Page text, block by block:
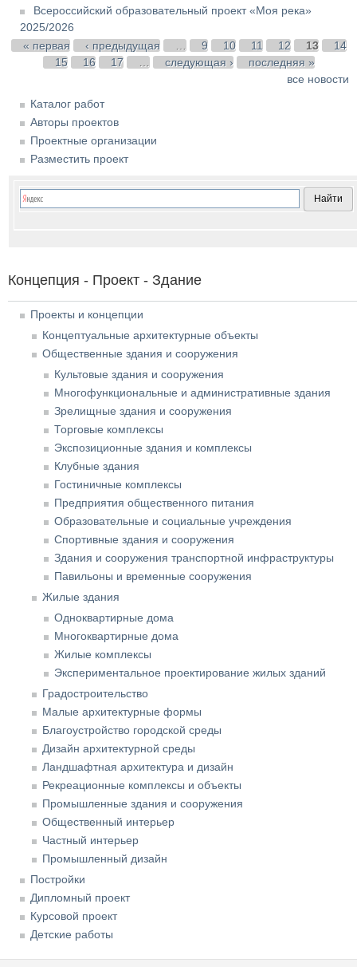
Всероссийский образовательный проект «Моя река»
2025/2026
Страницы
« первая ‹ предыдущая … 9 10 11 12 13
14
15
16 17 … следующая ›
последняя »
все новости
Каталог работ
Авторы проектов
Проектные организации
Разместить проект
Концепция - Проект - Здание
Проекты и концепции
Концептуальные архитектурные объекты
Общественные здания и сооружения
Культовые здания и сооружения
Многофункциональные и административные здания
Зрелищные здания и сооружения
Торговые комплексы
Экспозиционные здания и комплексы
Клубные здания
Гостиничные комплексы
Предприятия общественного питания
Образовательные и социальные учреждения
Спортивные здания и сооружения
Здания и сооружения транспортной инфраструктуры
Павильоны и временные сооружения
Жилые здания
Одноквартирные дома
Многоквартирные дома
Жилые комплексы
Экспериментальное проектирование жилых зданий
Градостроительство
Малые архитектурные формы
Благоустройство городской среды
Дизайн архитектурной среды
Ландшафтная архитектура и дизайн
Рекреационные комплексы и объекты
Промышленные здания и сооружения
Общественный интерьер
Частный интерьер
Промышленный дизайн
Постройки
Дипломный проект
Курсовой проект
Детские работы